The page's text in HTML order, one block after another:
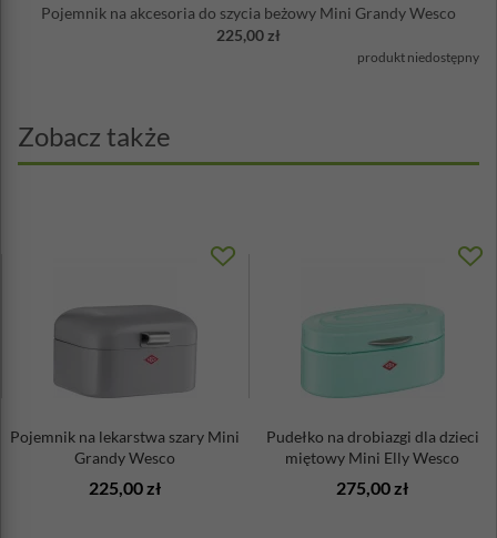
Pojemnik na akcesoria do szycia beżowy Mini Grandy Wesco
225,00 zł
produkt niedostępny
Zobacz także
Pojemnik na lekarstwa szary Mini
Grandy Wesco
225,00 zł
Pudełko na drobiazgi dla dzieci
miętowy Mini Elly Wesco
275,00 zł